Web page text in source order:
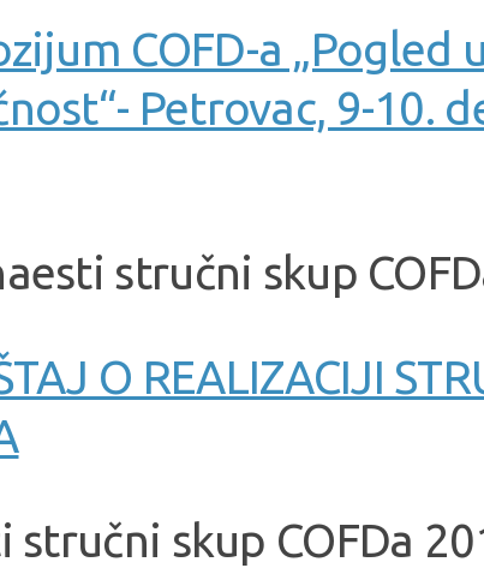
COFD-a „Pogled u
Petrovac, 9-10.
stručni skup
O REALIZACIJI
stručni skup COFDa